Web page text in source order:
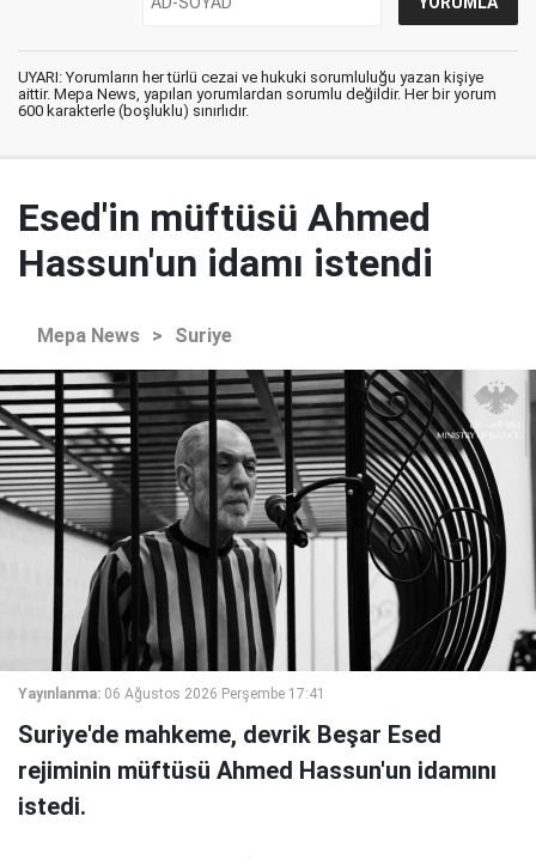
UYARI: Yorumların her türlü cezai ve hukuki sorumluluğu yazan kişiye
aittir. Mepa News, yapılan yorumlardan sorumlu değildir. Her bir yorum
600 karakterle (boşluklu) sınırlıdır.
Esed'in müftüsü Ahmed
Hassun'un idamı istendi
Mepa News > Suriye
Yayınlanma: 06 Ağustos 2026 Perşembe 17:41
Suriye'de mahkeme, devrik Beşar Esed
rejiminin müftüsü Ahmed Hassun'un idamını
istedi.